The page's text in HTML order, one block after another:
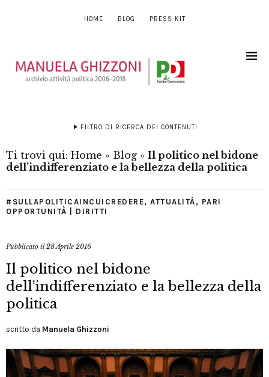
HOME BLOG PRESS KIT
FILTRO DI RICERCA DEI CONTENUTI
Ti trovi qui: Home » Blog » Il politico nel bidone
dell’indifferenziato e la bellezza della politica
#SULLAPOLITICAINCUICREDERE, ATTUALITÀ , PARI
OPPORTUNITÀ | DIRITTI
Pubblicato il28 Aprile 2016
Il politico nel bidone
dell’indifferenziato e la bellezza della
politica
scritto da Manuela Ghizzoni